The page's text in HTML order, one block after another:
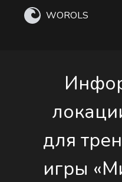
WOROLS
для
игры